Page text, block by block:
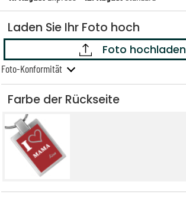
Laden Sie Ihr Foto hoch
Foto hochladen
Foto-Konformität
Farbe der Rückseite